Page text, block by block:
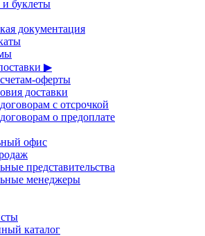
и буклеты
документация
▶
оферты
доставки
с отсрочкой
о предоплате
офис
представительства
менеджеры
каталог